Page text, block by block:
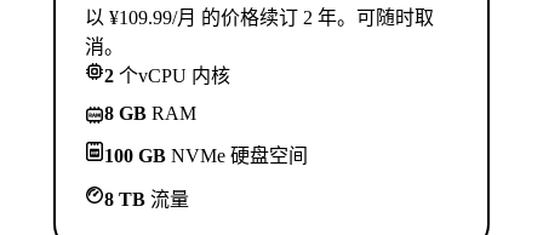
以 ¥109.99/月 的价格续订 2 年。可随时取
消。
2 个vCPU 内核
8 GB RAM
100 GB NVMe 硬盘空间
8 TB 流量